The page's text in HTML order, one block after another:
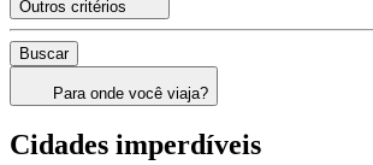
Outros critérios
Buscar
Para onde você viaja?
Cidades imperdíveis